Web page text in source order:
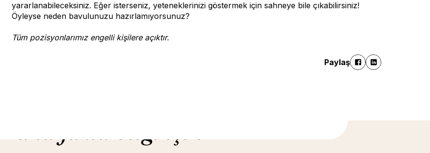
yararlanabileceksiniz. Eğer isterseniz, yeteneklerinizi göstermek için sahneye bile çıkabilirsiniz!
Öyleyse neden bavulunuzu hazırlamıyorsunuz?
Tüm pozisyonlarımız engelli kişilere açıktır.
Paylaş
Daha fazla bilgi için